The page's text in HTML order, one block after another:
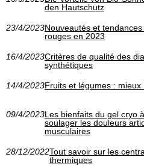
den Hautschutz
23/4/2023Nouveautés et
rouges en 2023
16/4/2023Critères de qualité des
synthétiques
14/4/2023Fruits et légumes : mieux
09/4/2023Les bienfaits du gel cryo
soulager les douleurs
musculaires
28/12/2022Tout savoir sur les
thermiques